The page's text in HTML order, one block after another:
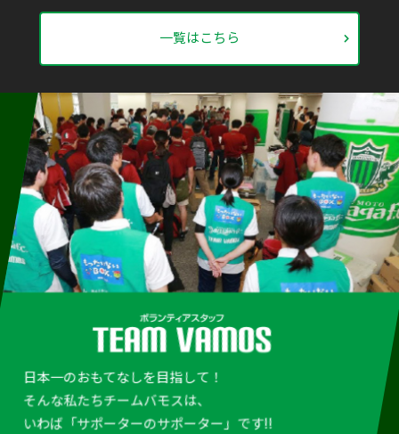
一覧はこちら
日本一のおもてなしを目指して！
そんな私たちチームバモスは、
いわば「サポーターのサポーター」です!!